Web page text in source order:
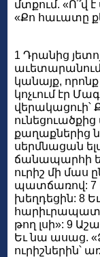
մտքում. «Ո՞վ
«Քո հաւատը
1 Դրանից
աւետարանում
կանայք, որոնք
կոչւում էր
վերակացուի՝
քաղաքներից
սերմնացան
ճանապարհի
ուրիշ մի մաս
պատճառով: 7
խեղդեցին: 8
թող լսի»: 9
Եւ նա ասաց.
ուրիշներին՝